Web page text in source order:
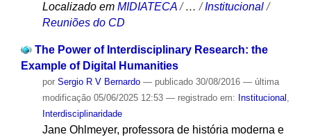
Localizado em MIDIATECA / …/Institucional /
Reuniões do CD
The Power of Interdisciplinary Research: the
Example of Digital Humanities
por Sergio R V Bernardo — publicado30/08/2016 — última
modificação05/06/2025 12:53 — registrado em: Institucional ,
Interdisciplinaridade
Jane Ohlmeyer, professora de história moderna e